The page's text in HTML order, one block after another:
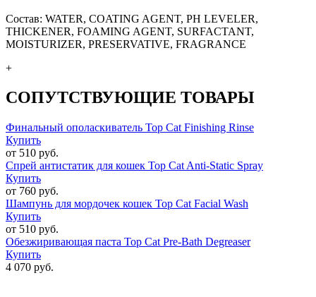
Состав: WATER, COATING AGENT, PH LEVELER,
THICKENER, FOAMING AGENT, SURFACTANT,
MOISTURIZER, PRESERVATIVE, FRAGRANCE
+
СОПУТСТВУЮЩИЕ ТОВАРЫ
Финальный ополаскиватель Top Cat Finishing Rinse
Купить
от 510 руб.
Спрей антистатик для кошек Top Cat Anti-Static Spray
Купить
от 760 руб.
Шампунь для мордочек кошек Top Cat Facial Wash
Купить
от 510 руб.
Обезжиривающая паста Top Cat Pre-Bath Degreaser
Купить
4 070 руб.